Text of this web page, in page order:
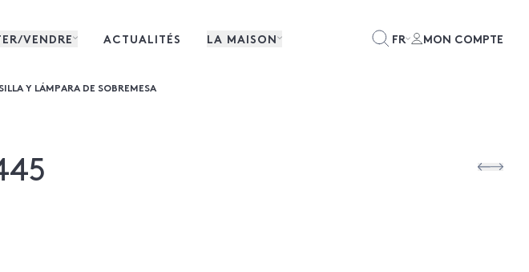
VENDRE ACTUALITÉS LA MAISON FR MON COMPTE
Y LÁMPARA DE SOBREMESA